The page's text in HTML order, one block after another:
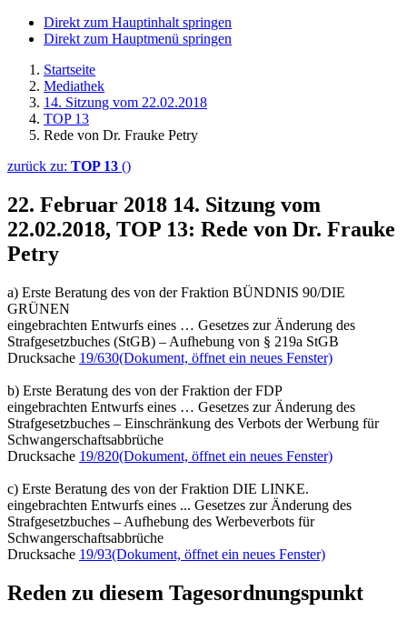
Direkt zum Hauptinhalt springen
Direkt zum Hauptmenü springen
Startseite
Mediathek
14. Sitzung vom 22.02.2018
TOP 13
Rede von Dr. Frauke Petry
zurück zu: TOP 13 ()
22. Februar 2018 14. Sitzung vom
22.02.2018, TOP 13: Rede von Dr. Frauke
Petry
a) Erste Beratung des von der Fraktion BÜNDNIS 90/DIE
GRÜNEN
eingebrachten Entwurfs eines … Gesetzes zur Änderung des
Strafgesetzbuches (StGB) – Aufhebung von § 219a StGB
Drucksache 19/630(Dokument, öffnet ein neues Fenster)
b) Erste Beratung des von der Fraktion der FDP
eingebrachten Entwurfs eines … Gesetzes zur Änderung des
Strafgesetzbuches – Einschränkung des Verbots der Werbung für
Schwangerschaftsabbrüche
Drucksache 19/820(Dokument, öffnet ein neues Fenster)
c) Erste Beratung des von der Fraktion DIE LINKE.
eingebrachten Entwurfs eines ... Gesetzes zur Änderung des
Strafgesetzbuches – Aufhebung des Werbeverbots für
Schwangerschaftsabbrüche
Drucksache 19/93(Dokument, öffnet ein neues Fenster)
Reden zu diesem Tagesordnungspunkt